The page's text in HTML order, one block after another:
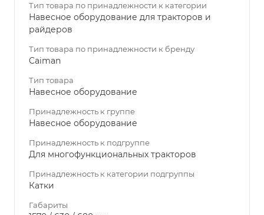
Тип товара по принадлежности к категории
Навесное оборудование для тракторов и
райдеров
Тип товара по принадлежности к бренду
Caiman
Тип товара
Навесное оборудование
Принадлежность к группе
Навесное оборудование
Принадлежность к подгруппе
Для многофункциональных тракторов
Принадлежность к категории подгруппы
Катки
Габариты